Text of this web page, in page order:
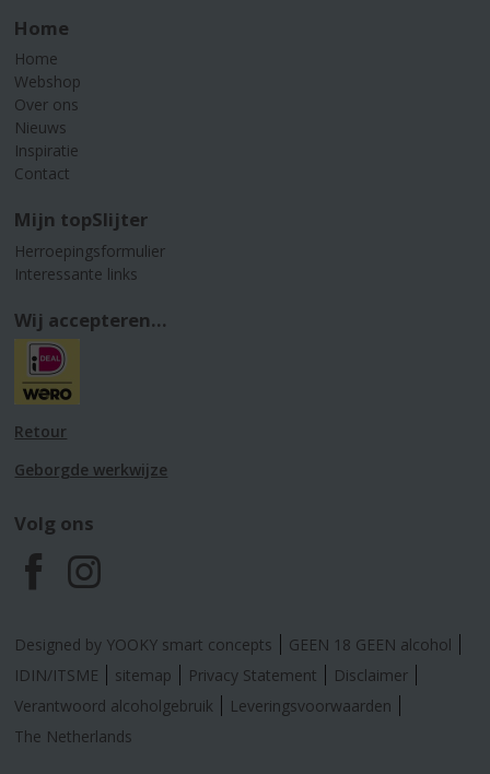
Home
Home
Webshop
Over ons
Nieuws
Inspiratie
Contact
Mijn topSlijter
Herroepingsformulier
Interessante links
Wij accepteren...
Retour
Geborgde werkwijze
Volg ons
F
a
c
e
I
n
s
t
Designed by YOOKY smart concepts
GEEN 18 GEEN alcohol
IDIN/ITSME
sitemap Privacy Statement
Disclaimer
Verantwoord alcoholgebruik
Leveringsvoorwaarden
The Netherlands